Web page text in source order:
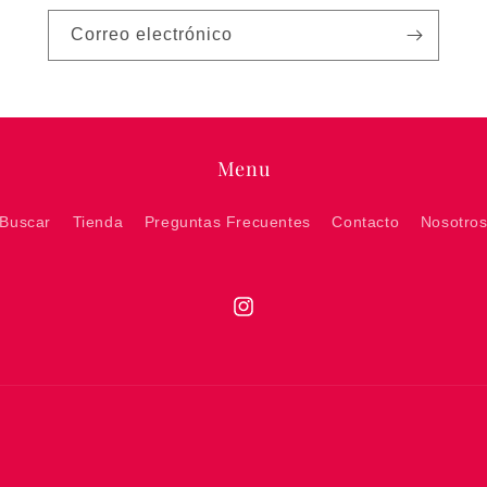
Correo electrónico
Menu
Buscar Tienda Preguntas Frecuentes Contacto Nosotros
Instagram